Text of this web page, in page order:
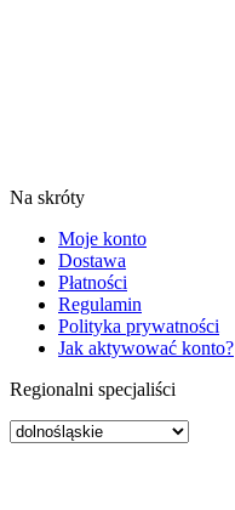
Na skróty
Moje konto
Dostawa
Płatności
Regulamin
Polityka prywatności
Jak aktywować konto?
Regionalni specjaliści